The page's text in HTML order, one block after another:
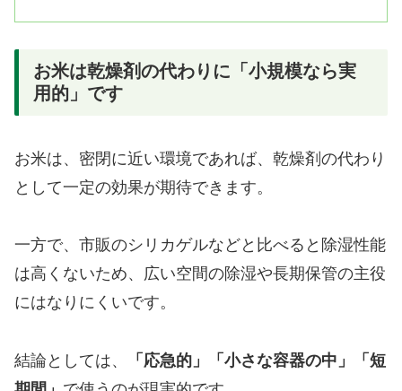
お米は乾燥剤の代わりに「小規模なら実
用的」です
お米は、密閉に近い環境であれば、乾燥剤の代わり
として一定の効果が期待できます。
一方で、市販のシリカゲルなどと比べると除湿性能
は高くないため、広い空間の除湿や長期保管の主役
にはなりにくいです。
結論としては、
「応急的」「小さな容器の中」「短